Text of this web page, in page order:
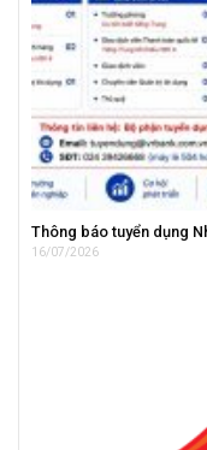
Thông báo tuyển dụng
16/07/2026